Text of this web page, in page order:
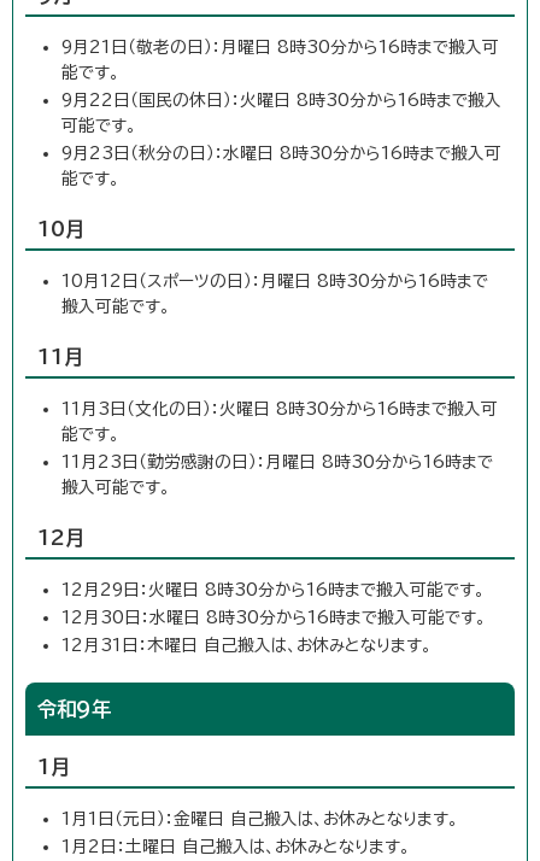
9月21日（敬老の日）：月曜日 8時30分から16時まで搬入可
能です。
9月22日（国民の休日）：火曜日 8時30分から16時まで搬入
可能です。
9月23日（秋分の日）：水曜日 8時30分から16時まで搬入可
能です。
10月
10月12日（スポーツの日）：月曜日 8時30分から16時まで
搬入可能です。
11月
11月3日（文化の日）：火曜日 8時30分から16時まで搬入可
能です。
11月23日（勤労感謝の日）：月曜日 8時30分から16時まで
搬入可能です。
12月
12月29日：火曜日 8時30分から16時まで搬入可能です。
12月30日：水曜日 8時30分から16時まで搬入可能です。
12月31日：木曜日 自己搬入は、お休みとなります。
令和9年
1月
1月1日（元日）：金曜日 自己搬入は、お休みとなります。
1月2日：土曜日 自己搬入は、お休みとなります。